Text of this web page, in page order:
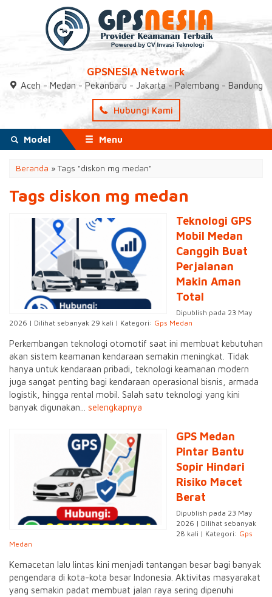
GPSNESIA Network
Aceh - Medan - Pekanbaru - Jakarta - Palembang - Bandung
Hubungi Kami
Model Menu
Beranda »Tags "diskon mg medan"
Tags diskon mg medan
Teknologi GPS
Mobil Medan
Canggih Buat
Perjalanan
Makin Aman
Total
Dipublish pada 23 May
2026 | Dilihat sebanyak 29 kali | Kategori: Gps Medan
Perkembangan teknologi otomotif saat ini membuat kebutuhan
akan sistem keamanan kendaraan semakin meningkat. Tidak
hanya untuk kendaraan pribadi, teknologi keamanan modern
juga sangat penting bagi kendaraan operasional bisnis, armada
logistik, hingga rental mobil. Salah satu teknologi yang kini
banyak digunakan... selengkapnya
GPS Medan
Pintar Bantu
Sopir Hindari
Risiko Macet
Berat
Dipublish pada 23 May
2026 | Dilihat sebanyak
28 kali | Kategori: Gps
Medan
Kemacetan lalu lintas kini menjadi tantangan besar bagi banyak
pengendara di kota-kota besar Indonesia. Aktivitas masyarakat
yang semakin padat membuat jalan raya sering dipenuhi